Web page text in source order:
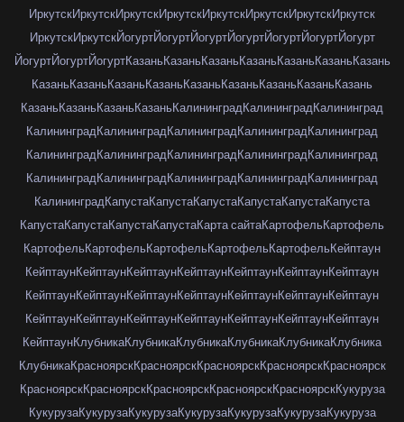
ИркутскИркутскИркутскИркутскИркутскИркутскИркутскИркутск
ИркутскИркутскЙогуртЙогуртЙогуртЙогуртЙогуртЙогуртЙогурт
ЙогуртЙогуртЙогуртКазаньКазаньКазаньКазаньКазаньКазаньКазань
КазаньКазаньКазаньКазаньКазаньКазаньКазаньКазаньКазань
КазаньКазаньКазаньКазаньКалининградКалининградКалининград
КалининградКалининградКалининградКалининградКалининград
КалининградКалининградКалининградКалининградКалининград
КалининградКалининградКалининградКалининградКалининград
КалининградКапустаКапустаКапустаКапустаКапустаКапуста
КапустаКапустаКапустаКапустаКарта сайтаКартофельКартофель
КартофельКартофельКартофельКартофельКартофельКейптаун
КейптаунКейптаунКейптаунКейптаунКейптаунКейптаунКейптаун
КейптаунКейптаунКейптаунКейптаунКейптаунКейптаунКейптаун
КейптаунКейптаунКейптаунКейптаунКейптаунКейптаунКейптаун
КейптаунКлубникаКлубникаКлубникаКлубникаКлубникаКлубника
КлубникаКрасноярскКрасноярскКрасноярскКрасноярскКрасноярск
КрасноярскКрасноярскКрасноярскКрасноярскКрасноярскКукуруза
КукурузаКукурузаКукурузаКукурузаКукурузаКукурузаКукуруза